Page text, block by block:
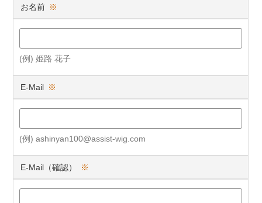
お名前 ※
(例) 姫路 花子
E-Mail ※
(例) ashinyan100@assist-wig.com
E-Mail（確認） ※